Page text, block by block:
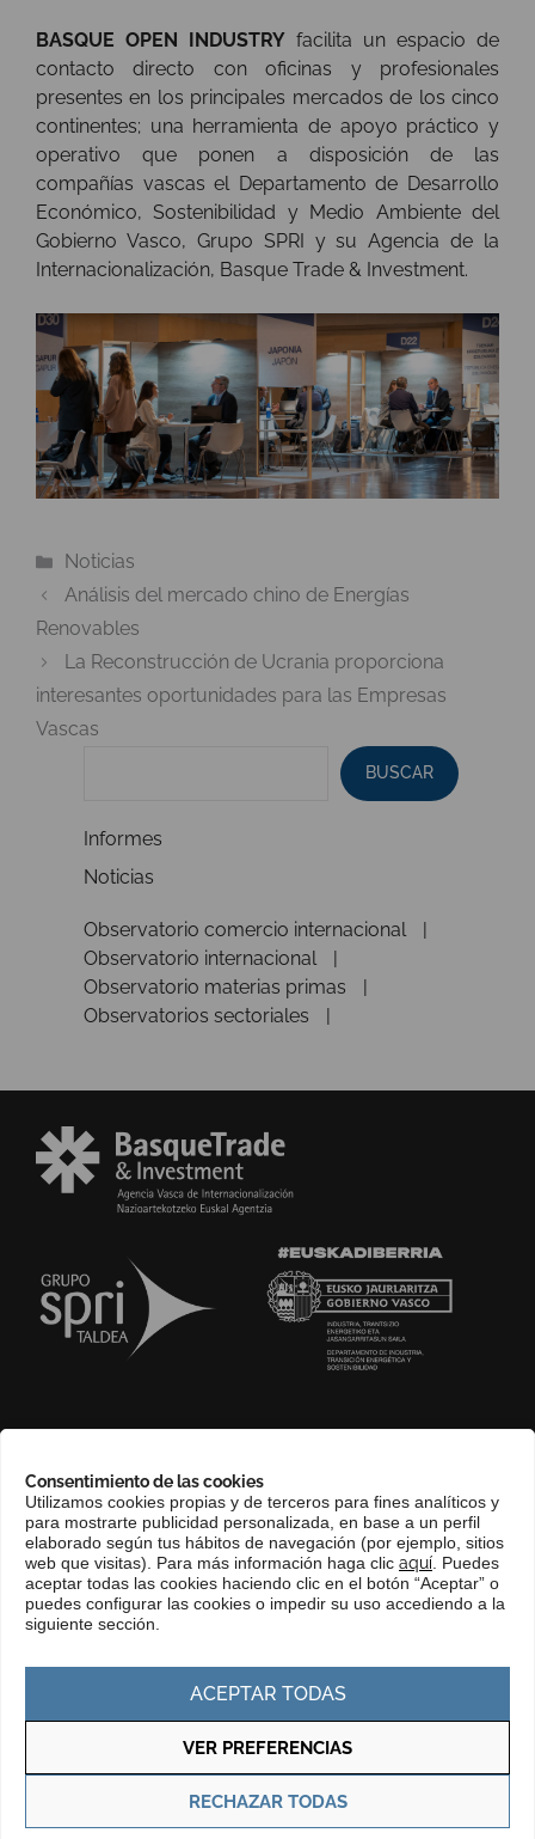
Consentimiento de las cookies
Utilizamos cookies propias y de terceros para fines analíticos y
para mostrarte publicidad personalizada, en base a un perfil
elaborado según tus hábitos de navegación (por ejemplo, sitios
web que visitas). Para más información haga clic aquí . Puedes
aceptar todas las cookies haciendo clic en el botón “Aceptar” o
puedes configurar las cookies o impedir su uso accediendo a la
siguiente sección.
ACEPTAR TODAS
RECHAZAR TODAS
VER PREFERENCIAS
BASQUE OPEN INDUSTRY facilita un espacio de
contacto directo con oficinas y profesionales
presentes en los principales mercados de los cinco
continentes; una herramienta de apoyo práctico y
operativo que ponen a disposición de las
compañías vascas el Departamento de Desarrollo
Económico, Sostenibilidad y Medio Ambiente del
Gobierno Vasco, Grupo SPRI y su Agencia de la
Internacionalización, Basque Trade & Investment.
Categorías
Noticias
Análisis del mercado chino de Energías
Renovables
La Reconstrucción de Ucrania proporciona
interesantes oportunidades para las Empresas
Vascas
BUSCAR
Informes
Noticias
Observatorio comercio internacional
Observatorio internacional
Observatorio materias primas
Observatorios sectoriales
COMPLIANCE CHANNEL
CONTACTO
EUSKERA
PERFIL DEL CONTRATANTE
Política de privacidad Política de cookies